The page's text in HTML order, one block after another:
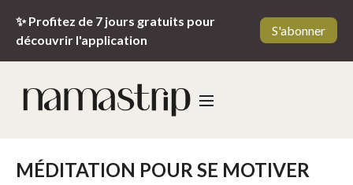
✨ Profitez de 7 jours gratuits pour
découvrir l'application
S'abonner
MÉDITATION POUR SE MOTIVER